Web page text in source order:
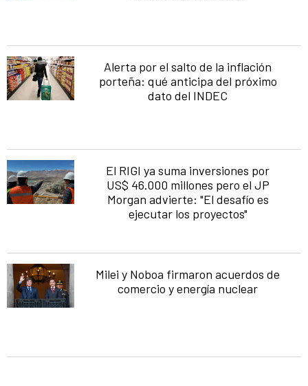
Alerta por el salto de la inflación
porteña: qué anticipa del próximo
dato del INDEC
El RIGI ya suma inversiones por
US$ 46.000 millones pero el JP
Morgan advierte: "El desafío es
ejecutar los proyectos"
Milei y Noboa firmaron acuerdos de
comercio y energía nuclear